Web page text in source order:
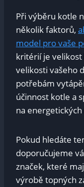
Při výběru kotle
několik faktorů,
model pro vaše
kritérií je
velikosti vašeho
potřebám
účinnost kotle a
na
Pokud hledáte
doporučujeme
značek, které
výrobě topných